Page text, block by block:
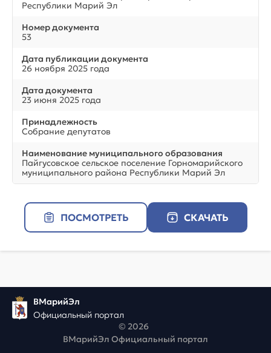
Республики Марий Эл
Номер документа
53
Дата публикации документа
26 ноября 2025 года
Дата документа
23 июня 2025 года
Принадлежность
Собрание депутатов
Наименование муниципального образования
Пайгусовское сельское поселение Горномарийского
муниципального района Республики Марий Эл
ПОСМОТРЕТЬ СКАЧАТЬ
ВМарийЭл
Официальный портал
© 2026
ВМарийЭл Официальный портал